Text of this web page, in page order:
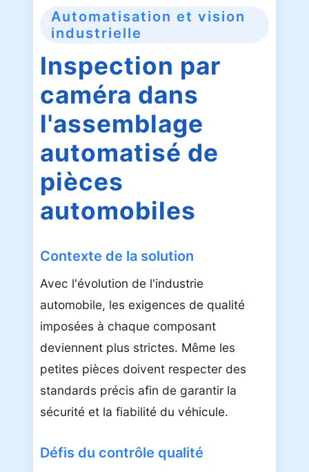
Automatisation et vision
industrielle
Inspection par
caméra dans
l'assemblage
automatisé de
pièces
automobiles
Contexte de la solution
Avec l'évolution de l'industrie
automobile, les exigences de qualité
imposées à chaque composant
deviennent plus strictes. Même les
petites pièces doivent respecter des
standards précis afin de garantir la
sécurité et la fiabilité du véhicule.
Défis du contrôle qualité